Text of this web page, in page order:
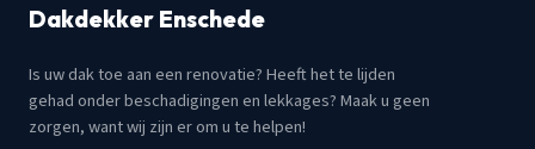
Dakdekker Enschede
Is uw dak toe aan een renovatie? Heeft het te lijden
gehad onder beschadigingen en lekkages? Maak u geen
zorgen, want wij zijn er om u te helpen!